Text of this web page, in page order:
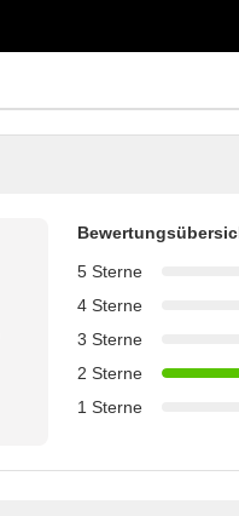
5 Sterne
4 Sterne
3 Sterne
2 Sterne
1 Sterne